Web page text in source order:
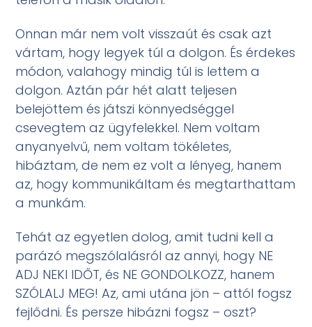
Onnan már nem volt visszaút és csak azt
vártam, hogy legyek túl a dolgon. És érdekes
módon, valahogy mindig túl is lettem a
dolgon. Aztán pár hét alatt teljesen
belejöttem és játszi könnyedséggel
csevegtem az ügyfelekkel. Nem voltam
anyanyelvű, nem voltam tökéletes,
hibáztam, de nem ez volt a lényeg, hanem
az, hogy kommunikáltam és megtarthattam
a munkám.
Tehát az egyetlen dolog, amit tudni kell a
parázó megszólalásról az annyi, hogy NE
ADJ NEKI IDŐT, és NE GONDOLKOZZ, hanem
SZÓLALJ MEG! Az, ami utána jön – attól fogsz
fejlődni. És persze hibázni fogsz – oszt?